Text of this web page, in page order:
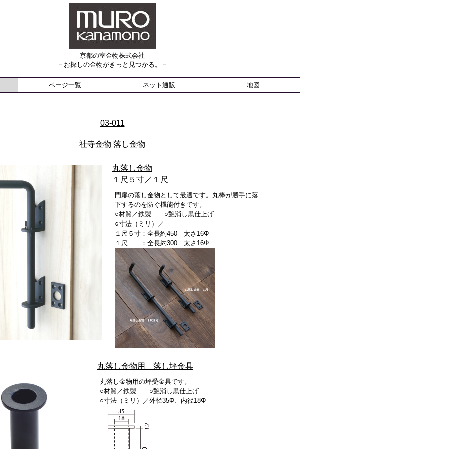
京都の室金物株式会社
－お探しの金物がきっと見つかる。－
ページ一覧 ネット通販 地図
03-011
社寺金物 落し金物
丸落し金物
１尺５寸／１尺
門扉の落し金物として最適です。丸棒が勝手に落
下するのを防ぐ機能付きです。
○材質／鉄製 ○艶消し黒仕上げ
○寸法（ミリ）／
１尺５寸：全長約450 太さ16Φ
１尺 ：全長約300 太さ16Φ
丸落し金物用 落し坪金具
丸落し金物用の坪受金具です。
○材質／鉄製 ○艶消し黒仕上げ
○寸法（ミリ）／外径35Φ、内径18Φ